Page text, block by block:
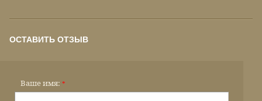
ОСТАВИТЬ ОТЗЫВ
Ваше имя: *